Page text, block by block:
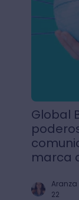
Global
marca
Aranza
22